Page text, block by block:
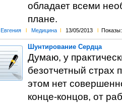
обладает всеми
плане.
Евгения l Медицина l 13/05/2013 l
Шунтирование Сердца
Думаю, у
безотчетный страх
этом нет
конце-концов, от